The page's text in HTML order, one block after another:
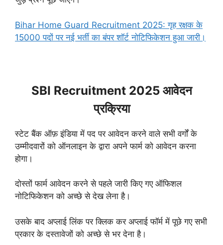
Bihar Home Guard Recruitment 2025: गृह रक्षक के
15000 पदों पर नई भर्ती का बंपर शॉर्ट नोटिफिकेशन हुआ जारी।
SBI Recruitment 2025 आवेदन
प्रक्रिया
स्टेट बैंक ऑफ़ इंडिया में पद पर आवेदन करने वाले सभी वर्गों के
उम्मीदवारों को ऑनलाइन के द्वारा अपने फार्म को आवेदन करना
होगा।
दोस्तों फार्म आवेदन करने से पहले जारी किए गए ऑफिशल
नोटिफिकेशन को अच्छे से देख लेना है।
उसके बाद अप्लाई लिंक पर क्लिक कर अप्लाई फॉर्म में पूछे गए सभी
प्रकार के दस्तावेजों को अच्छे से भर देना है।